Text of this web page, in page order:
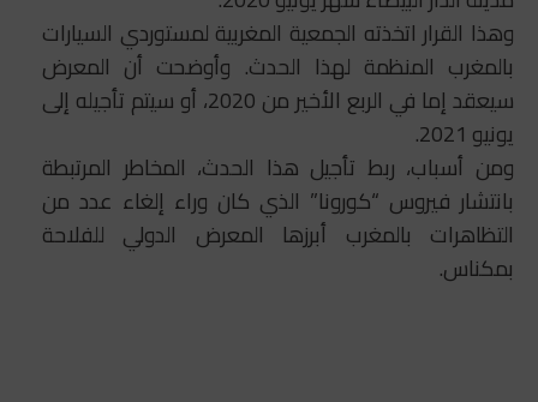
وهذا القرار اتخذته الجمعية المغربية لمستوردي السيارات
بالمغرب المنظمة لهذا الحدث. وأوضحت أن المعرض
سيعقد إما في الربع الأخير من 2020، أو سيتم تأجيله إلى
يونيو 2021.
ومن أسباب، ربط تأجيل هذا الحدث، المخاطر المرتبطة
بانتشار فيروس “كورونا” الذي كان وراء إلغاء عدد من
التظاهرات بالمغرب أبرزها المعرض الدولي للفلاحة
بمكناس.